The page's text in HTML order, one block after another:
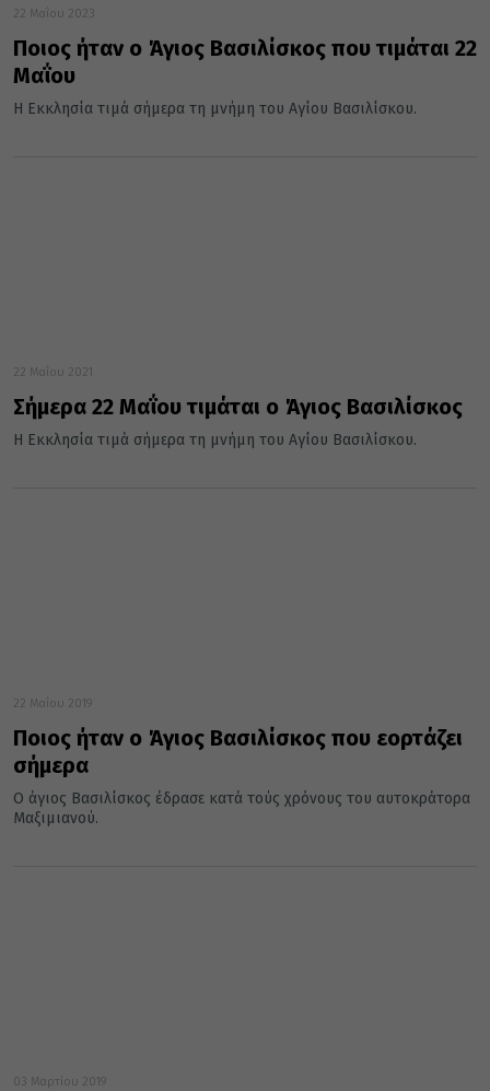
22 Μαΐου 2023
Ποιος ήταν ο Άγιος Βασιλίσκος που τιμάται 22
Μαΐου
Η Εκκλησία τιμά σήμερα τη μνήμη του Αγίου Βασιλίσκου.
22 Μαΐου 2021
Σήμερα 22 Μαΐου τιμάται ο Άγιος Βασιλίσκος
Η Εκκλησία τιμά σήμερα τη μνήμη του Αγίου Βασιλίσκου.
22 Μαΐου 2019
Ποιος ήταν ο Άγιος Βασιλίσκος που εορτάζει
σήμερα
Ο άγιος Βασιλίσκος έδρασε κατά τούς χρόνους του αυτοκράτορα
Μαξιμιανού.
03 Μαρτίου 2019